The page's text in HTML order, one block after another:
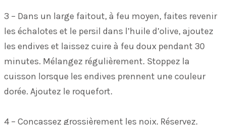
3 – Dans un large faitout, à feu moyen, faites revenir
les échalotes et le persil dans l’huile d’olive, ajoutez
les endives et laissez cuire à feu doux pendant 30
minutes. Mélangez régulièrement. Stoppez la
cuisson lorsque les endives prennent une couleur
dorée. Ajoutez le roquefort.
4 – Concassez grossièrement les noix. Réservez.